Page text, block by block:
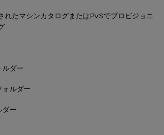
れたマシンカタログまたはPVSでプロビジョニ
ルダー
ォルダー
ダー